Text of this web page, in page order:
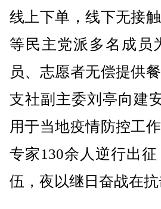
线上下单，线下无接
等民主党派多名成员
员、志愿者无偿提供
支社副主委刘亭向建
用于当地疫情防控工
专家130余人逆行出
伍，夜以继日奋战在抗